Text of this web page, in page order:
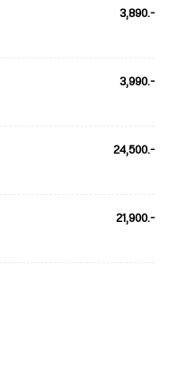
3,890.-
3,990.-
24,500.-
21,900.-